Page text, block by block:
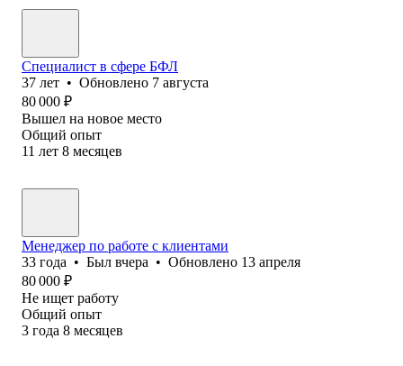
Специалист в сфере БФЛ
37 лет • Обновлено 7 августа
80 000 ₽
Вышел на новое место
Общий опыт
11 лет 8 месяцев
Менеджер по работе с клиентами
33 года • Был вчера • Обновлено 13 апреля
80 000 ₽
Не ищет работу
Общий опыт
3 года 8 месяцев